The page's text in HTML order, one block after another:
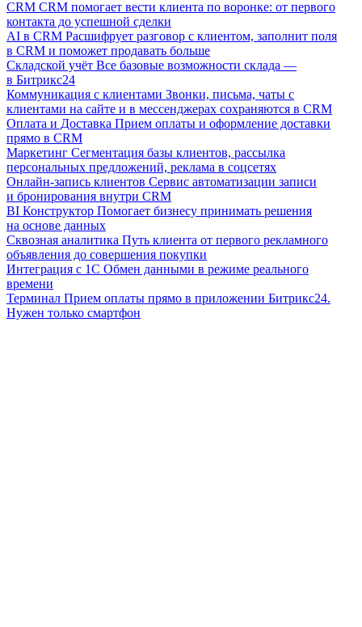
CRM CRM помогает вести клиента по воронке: от первого
контакта до успешной сделки
AI в CRM Расшифрует разговор с клиентом, заполнит поля
в CRM и поможет продавать больше
Складской учёт Все базовые возможности склада —
в Битрикс24
Коммуникация с клиентами Звонки, письма, чаты с
клиентами на сайте и в мессенджерах сохраняются в CRM
Оплата и Доставка Прием оплаты и оформление доставки
прямо в CRM
Маркетинг Сегментация базы клиентов, рассылка
персональных предложений, реклама в соцсетях
Онлайн-запись клиентов Сервис автоматизации записи
и бронирования внутри CRM
BI Конструктор Помогает бизнесу принимать решения
на основе данных
Сквозная аналитика Путь клиента от первого рекламного
объявления до совершения покупки
Интеграция с 1С Обмен данными в режиме реального
времени
Терминал Прием оплаты прямо в приложении Битрикс24.
Нужен только смартфон